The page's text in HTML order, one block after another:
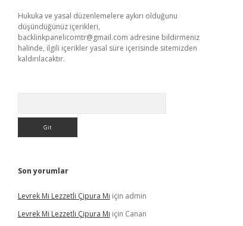
Hukuka ve yasal düzenlemelere aykırı olduğunu
düşündüğünüz içerikleri,
backlinkpanelicomtr@gmail.com adresine bildirmeniz
halinde, ilgili içerikler yasal süre içerisinde sitemizden
kaldırılacaktır.
Son yorumlar
Levrek Mi Lezzetli Çipura Mı için admin
Levrek Mi Lezzetli Çipura Mı için Canan